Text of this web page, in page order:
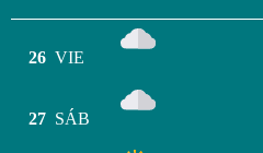
26 VIE
27 SÁB